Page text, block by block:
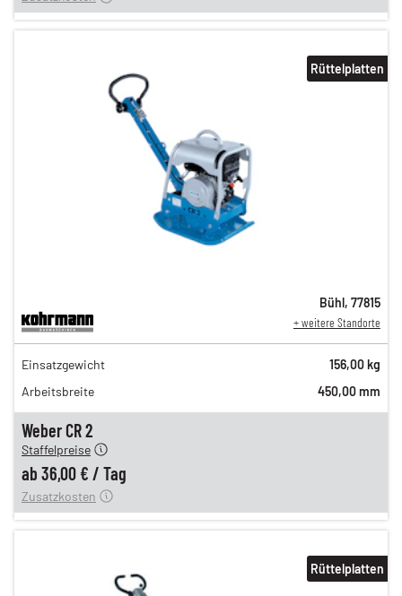
Weber CR 2
61,00 €
49,00 €
42,00 €
Staffelpreise
ab 36,00 € / Tag
12,00 €
Zusatzkosten
Rüttelplatten
Bühl, 77815
+ weitere Standorte
Einsatzgewicht
156,00 kg
Arbeitsbreite
450,00 mm
Rüttelplatten